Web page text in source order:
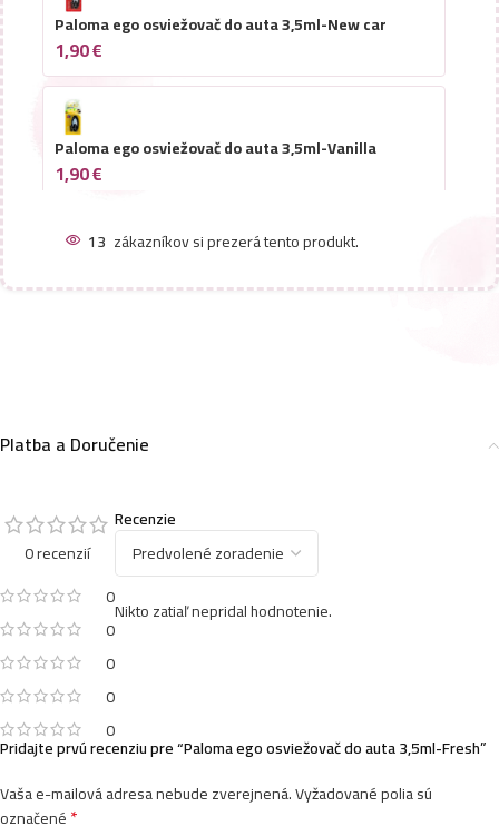
Paloma ego osviežovač do auta 3,5ml-New car
1,90€
Paloma ego osviežovač do auta 3,5ml-Vanilla
1,90€
1,90€
13 zákazníkov si prezerá tento produkt.
Platba a Doručenie
0 recenzií
0
0
0
0
0
Recenzie
Nikto zatiaľ nepridal hodnotenie.
Pridajte prvú recenziu pre “Paloma ego osviežovač do auta 3,5ml-Fresh”
Vaša e-mailová adresa nebude zverejnená.Vyžadované polia sú
označené*